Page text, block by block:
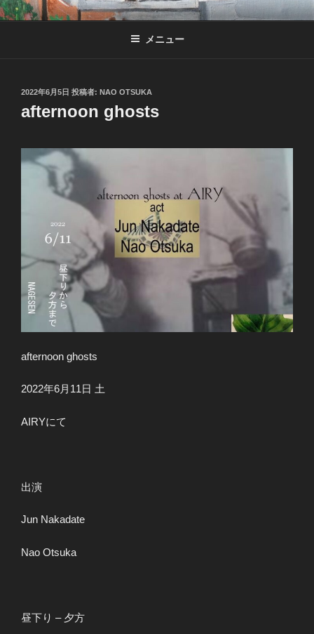
コ
ン
NAO OTSUKA
Music
メニュー
投
日:
2022年6月5日 投稿者: NAO OTSUKA
afternoon ghosts
afternoon ghosts
2022年6月11日 土
AIRYにて
出演
Jun Nakadate
Nao Otsuka
昼下り – 夕方